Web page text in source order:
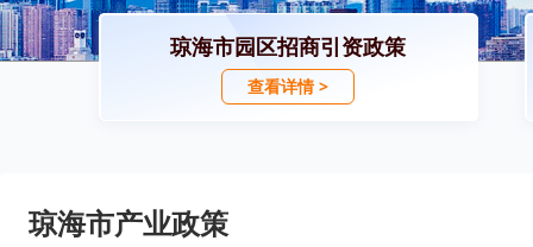
琼海市园区招商引资政策
查看详情 >
琼海市产业政策